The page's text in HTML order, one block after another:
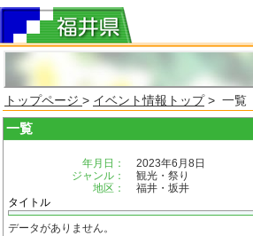
トップページ > イベント情報トップ> 一覧
一覧
年月日：
2023年6月8日
ジャンル：
観光・祭り
地区：
福井・坂井
タイトル
データがありません。